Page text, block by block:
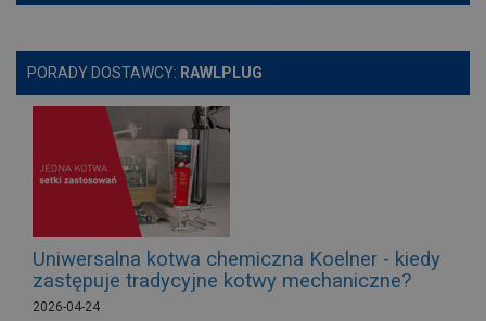
PORADY DOSTAWCY: RAWLPLUG
Uniwersalna kotwa chemiczna Koelner - kiedy
zastępuje tradycyjne kotwy mechaniczne?
2026-04-24